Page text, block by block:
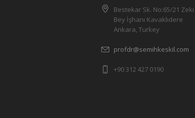
Bestekar Sk. No:65/21 Zeki
Bey İşhanı Kavaklıdere
Ankara, Turkey
profdr@semihkeskil.com
+90 312 427 0190